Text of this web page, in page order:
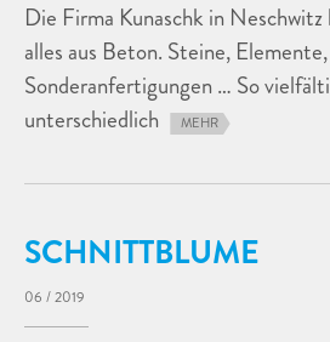
Die Firma Kunaschk in
alles aus Beton. Steine,
Sonderanfertigungen … So
unterschiedlich
MEHR
SCHNITTBLUME
06 / 2019